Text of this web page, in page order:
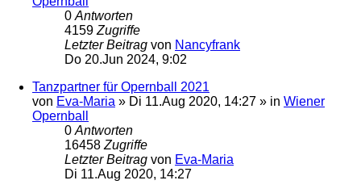
0 Antworten
4159 Zugriffe
Letzter Beitrag von Nancyfrank
Do 20.Jun 2024, 9:02
Tanzpartner für Opernball 2021
von Eva-Maria » Di 11.Aug 2020, 14:27 » in Wiener
Opernball
0 Antworten
16458 Zugriffe
Letzter Beitrag von Eva-Maria
Di 11.Aug 2020, 14:27